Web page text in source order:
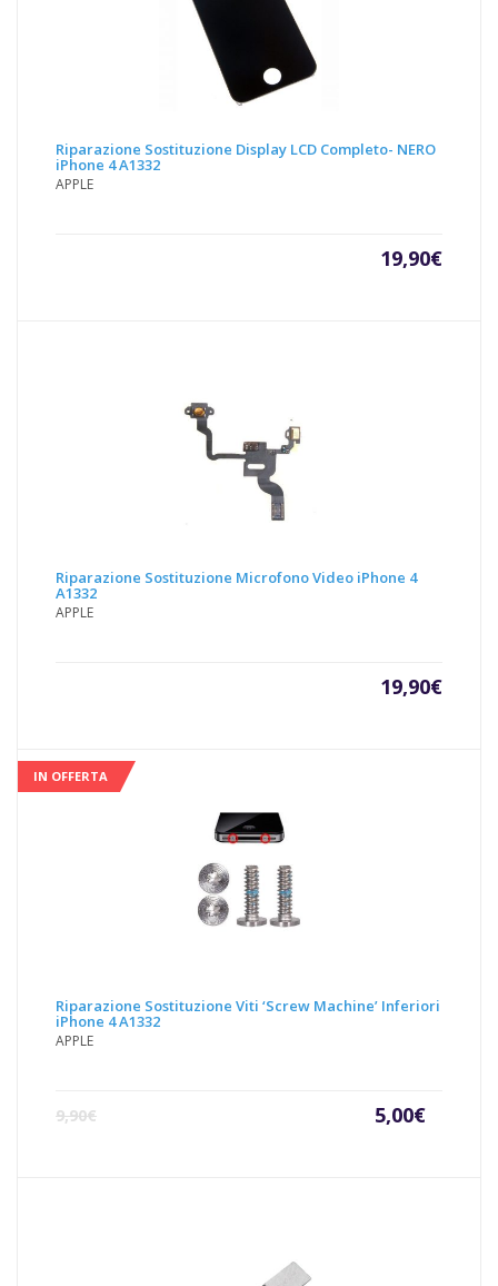
Riparazione Sostituzione Display LCD Completo- NERO
iPhone 4 A1332
APPLE
19,90€
Riparazione Sostituzione Microfono Video iPhone 4
A1332
APPLE
19,90€
IN OFFERTA
Riparazione Sostituzione Viti ‘Screw Machine’ Inferiori
iPhone 4 A1332
APPLE
9,90€ 5,00€
Il